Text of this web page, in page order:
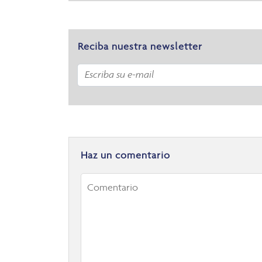
Reciba nuestra newsletter
Haz un comentario